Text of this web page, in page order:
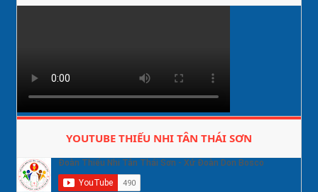
YOUTUBE THIẾU NHI TÂN THÁI SƠN